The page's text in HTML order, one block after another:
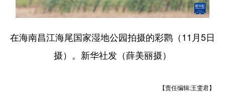
在海南昌江海尾国家湿地公园拍摄的彩鹮（11月5日
摄）。新华社发（薛美丽摄）
【责任编辑:王雯君】